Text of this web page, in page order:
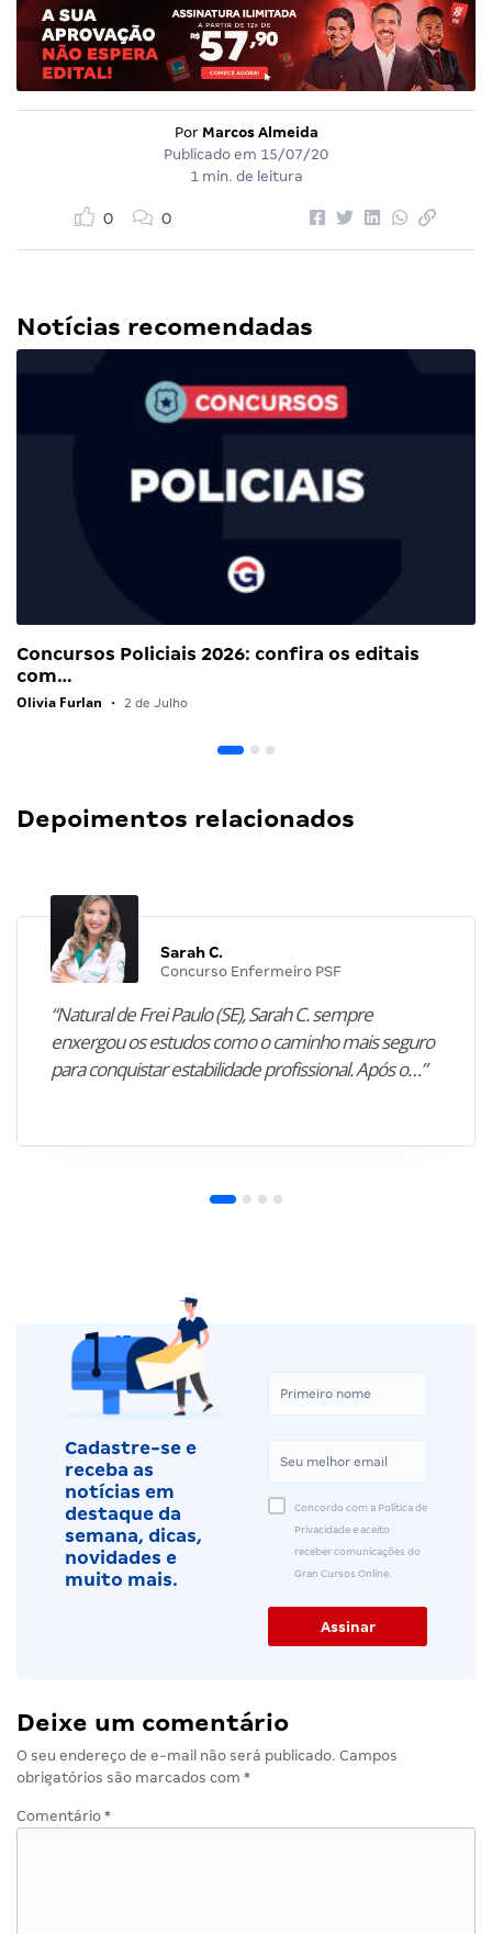
Por Marcos Almeida
Publicado em 15/07/20
1 min. de leitura
0 0
Notícias recomendadas
Concursos Policiais 2026: confira os editais
com…
Olivia Furlan • 2 de Julho
Depoimentos relacionados
Sarah C.
Concurso Enfermeiro PSF
“Natural de Frei Paulo (SE), Sarah C. sempre
enxergou os estudos como o caminho mais seguro
para conquistar estabilidade profissional. Após o…”
Cadastre-se e
receba as
notícias em
destaque da
semana, dicas,
novidades e
muito mais.
Concordo com a Política de
Privacidade e aceito
receber comunicações do
Gran Cursos Online.
Deixe um comentário
O seu endereço de e-mail não será publicado. Campos
obrigatórios são marcados com *
Comentário *